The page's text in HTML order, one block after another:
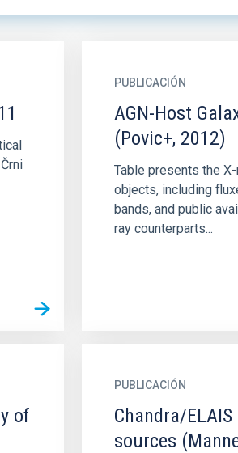
PUBLICACIÓN
AGN-Host
(Povic+, 2012)
Table presents the
objects, including
bands, and public
ray counterparts...
of
PUBLICACIÓN
Chandra/
sources